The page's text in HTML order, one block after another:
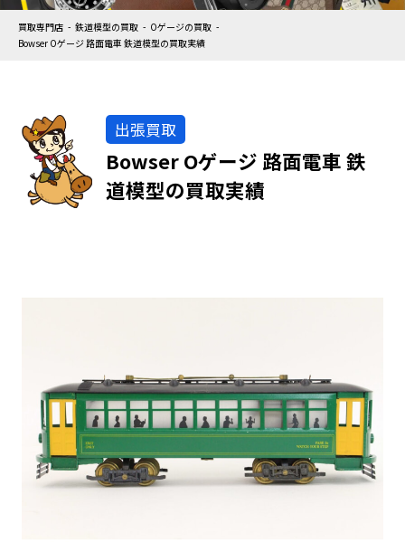
買取専門店 鉄道模型の買取
Oゲージの買取
Bowser Oゲージ 路面電車 鉄道模型の買取実績
出張買取
Bowser Oゲージ 路面電車 鉄
道模型の買取実績